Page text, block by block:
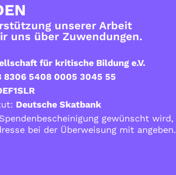
unserer Arbeit
uns über Zuwendungen.
für kritische Bildung e.V.
8306 5408 0005 3045 55
Deutsche Skatbank
gewünscht wird,
bei der Überweisung mit angeben.